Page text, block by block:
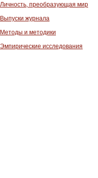
Личность, преобразующая мир
Выпуски журнала
Методы и методики
Эмпирические исследования